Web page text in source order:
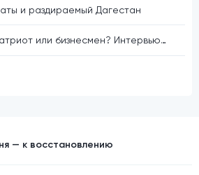
и раздираемый Дагестан
или бизнесмен? Интервью
— к восстановлению